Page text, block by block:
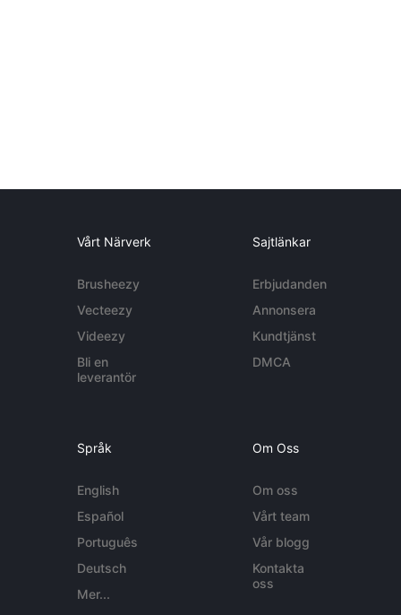
Vårt Närverk
Brusheezy
Vecteezy
Videezy
Bli en
leverantör
Sajtlänkar
Erbjudanden
Annonsera
Kundtjänst
DMCA
Språk
English
Español
Português
Deutsch
Mer...
Om Oss
Om oss
Vårt team
Vår blogg
Kontakta
oss